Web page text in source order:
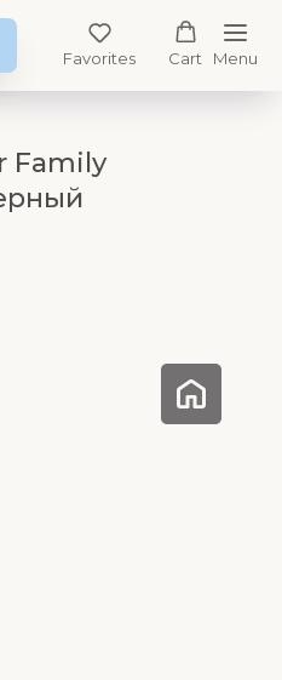
Favorites Cart Menu
Family